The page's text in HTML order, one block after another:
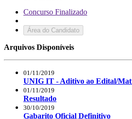
Concurso Finalizado
Área do Candidato
Arquivos Disponíveis
01/11/2019
UNIG IT - Aditivo ao Edital/
01/11/2019
Resultado
30/10/2019
Gabarito Oficial Definitivo